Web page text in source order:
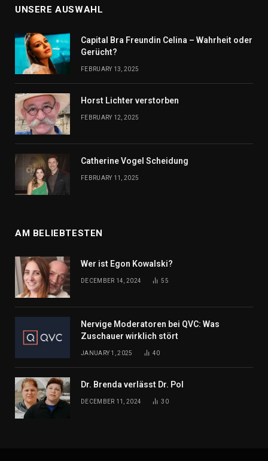
UNSERE AUSWAHL
Capital Bra Freundin Celina – Wahrheit oder
Gerücht?
FEBRUARY 13, 2025
Horst Lichter verstorben
FEBRUARY 12, 2025
Catherine Vogel Scheidung
FEBRUARY 11, 2025
AM BELIEBTESTEN
Wer ist Egon Kowalski?
DECEMBER 14, 2024 55
Nervige Moderatoren bei QVC: Was
Zuschauer wirklich stört
JANUARY 1, 2025 40
Dr. Brenda verlässt Dr. Pol
DECEMBER 11, 2024 30